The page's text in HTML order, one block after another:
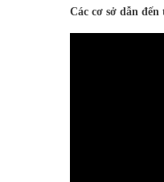
Các cơ sở dẫn